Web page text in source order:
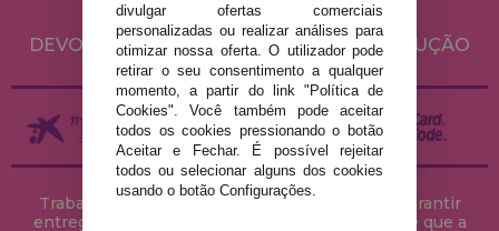
ENVIO E DEVOLUÇÕES
DEVOLUÇÕES / DIREITO DE LIVRE RESOLUÇÃO
Trabalhamos com stocks permanentes para garantir
entregas rápidas no território peninsular, desde que a
divulgar ofertas comerciais
personalizadas ou realizar análises para
otimizar nossa oferta. O utilizador pode
retirar o seu consentimento a qualquer
momento, a partir do link "Política de
Cookies". Você também pode aceitar
todos os cookies pressionando o botão
Aceitar e Fechar. É possível rejeitar
todos ou selecionar alguns dos cookies
usando o botão Configurações.